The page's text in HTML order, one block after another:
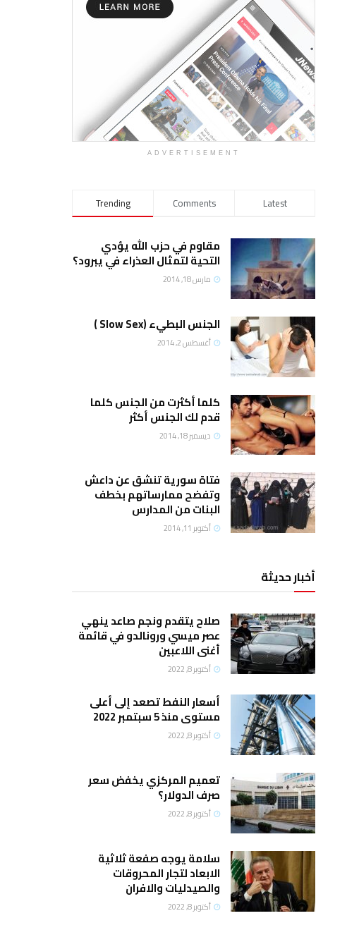
ADVERTISEMENT
Trending Comments Latest
مقاوم في حزب الله يؤدي
التحية لتمثال العذراء في يبرود؟
مارس 18, 2014
الجنس البطيء (Slow Sex )
أغسطس 2, 2014
كلما أكثرت من الجنس كلما
قدم لك الجنس أكثر
ديسمبر 18, 2014
فتاة سورية تنشق عن داعش
وتفضح ممارساتهم بخطف
البنات من المدارس
أكتوبر 11, 2014
أخبار حديثة
صلاح يتقدم ونجم صاعد ينهي
عصر ميسي ورونالدو في قائمة
أغنى اللاعبين
أكتوبر 8, 2022
أسعار النفط تصعد إلى أعلى
مستوى منذ 5 سبتمبر 2022
أكتوبر 8, 2022
تعميم المركزي يخفض سعر
صرف الدولار؟
أكتوبر 8, 2022
سلامة يوجه صفعة ثلاثية
الابعاد لتجار المحروقات
والصيدليات والافران
أكتوبر 8, 2022